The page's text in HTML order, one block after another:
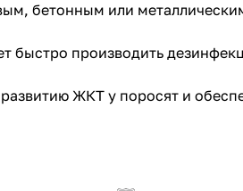
бетонным или
быстро производить
ЖКТ у поросят и